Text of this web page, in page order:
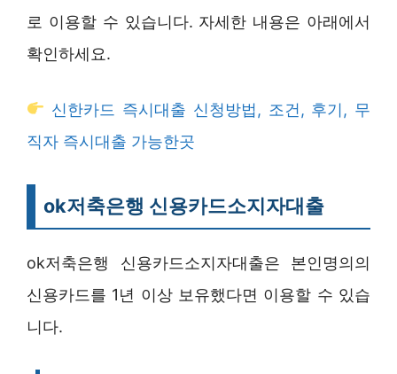
로 이용할 수 있습니다. 자세한 내용은 아래에서
확인하세요.
신한카드 즉시대출 신청방법, 조건, 후기, 무
직자 즉시대출 가능한곳
ok저축은행 신용카드소지자대출
ok저축은행 신용카드소지자대출은 본인명의의
신용카드를 1년 이상 보유했다면 이용할 수 있습
니다.